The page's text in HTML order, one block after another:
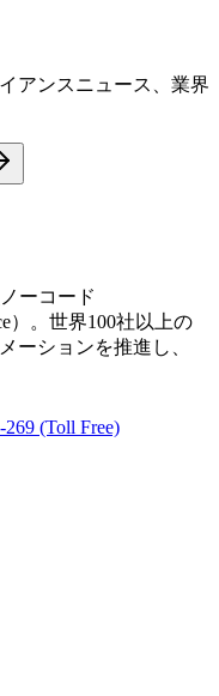
アンスニュース、業界
ーコード
）。世界100社以上の
ーションを推進し、
269 (Toll Free)